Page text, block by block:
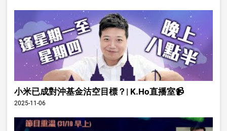
小米已成對沖基金沽空目標？| K.Ho直播室📹
2025-11-06